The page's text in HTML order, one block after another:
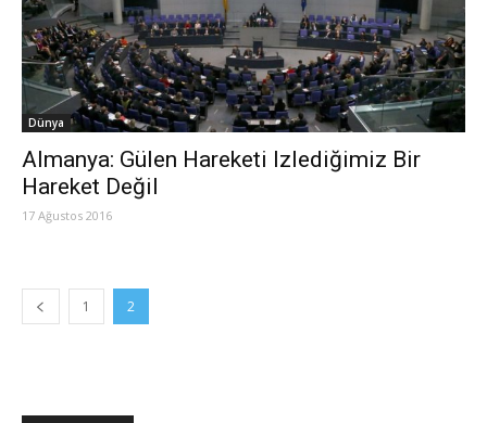
Dünya
Almanya: Gülen Hareketi Izlediğimiz Bir
Hareket Değil
17 Ağustos 2016
1 2